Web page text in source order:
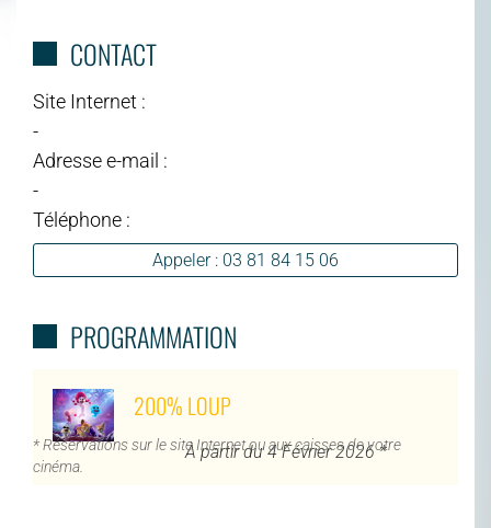
CONTACT
Site Internet :
-
Adresse e-mail :
-
Téléphone :
Appeler : 03 81 84 15 06
PROGRAMMATION
200% LOUP
À partir du 4 Février 2026 *
* Réservations sur le site Internet ou aux caisses de votre
cinéma.